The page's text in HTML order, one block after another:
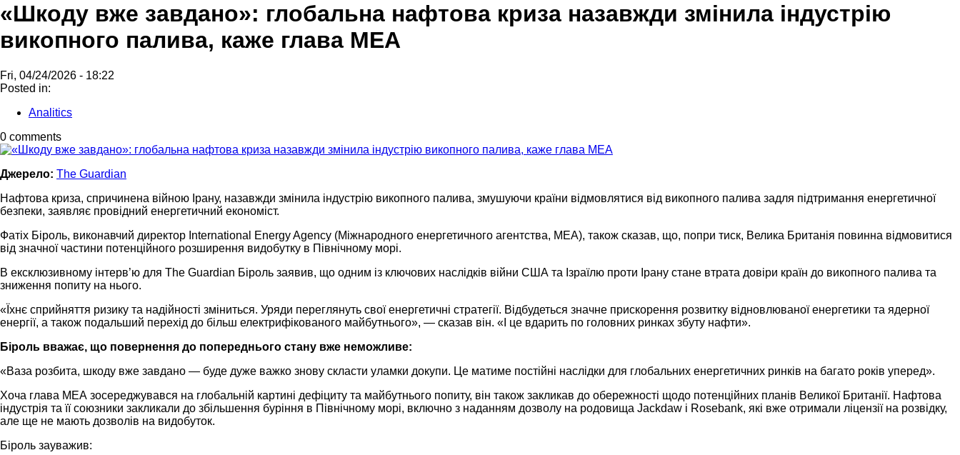
«Шкоду вже завдано»: глобальна нафтова криза назавжди змінила індустрію
викопного палива, каже глава МЕА
Fri, 04/24/2026 - 18:22
Posted in:
Analitics
0 comments
Джерело: The Guardian
Нафтова криза, спричинена війною Ірану, назавжди змінила індустрію викопного палива, змушуючи країни відмовлятися від викопного палива задля підтримання енергетичної
безпеки, заявляє провідний енергетичний економіст.
Фатіх Біроль, виконавчий директор International Energy Agency (Міжнародного енергетичного агентства, МЕА), також сказав, що, попри тиск, Велика Британія повинна відмовитися
від значної частини потенційного розширення видобутку в Північному морі.
В ексклюзивному інтерв’ю для The Guardian Біроль заявив, що одним із ключових наслідків війни США та Ізраїлю проти Ірану стане втрата довіри країн до викопного палива та
зниження попиту на нього.
«Їхнє сприйняття ризику та надійності зміниться. Уряди переглянуть свої енергетичні стратегії. Відбудеться значне прискорення розвитку відновлюваної енергетики та ядерної
енергії, а також подальший перехід до більш електрифікованого майбутнього», — сказав він. «І це вдарить по головних ринках збуту нафти».
Біроль вважає, що повернення до попереднього стану вже неможливе:
«Ваза розбита, шкоду вже завдано — буде дуже важко знову скласти уламки докупи. Це матиме постійні наслідки для глобальних енергетичних ринків на багато років уперед».
Хоча глава МЕА зосереджувався на глобальній картині дефіциту та майбутнього попиту, він також закликав до обережності щодо потенційних планів Великої Британії. Нафтова
індустрія та її союзники закликали до збільшення буріння в Північному морі, включно з наданням дозволу на родовища Jackdaw і Rosebank, які вже отримали ліцензії на розвідку,
але ще не мають дозволів на видобуток.
Біроль зауважив: